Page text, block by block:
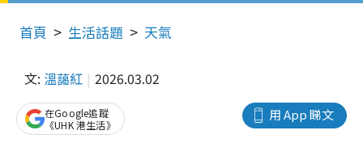
首頁 生活話題 天氣
文: 溫藹紅 2026.03.02
用 App 睇文
在Google追蹤
《UHK 港生活》